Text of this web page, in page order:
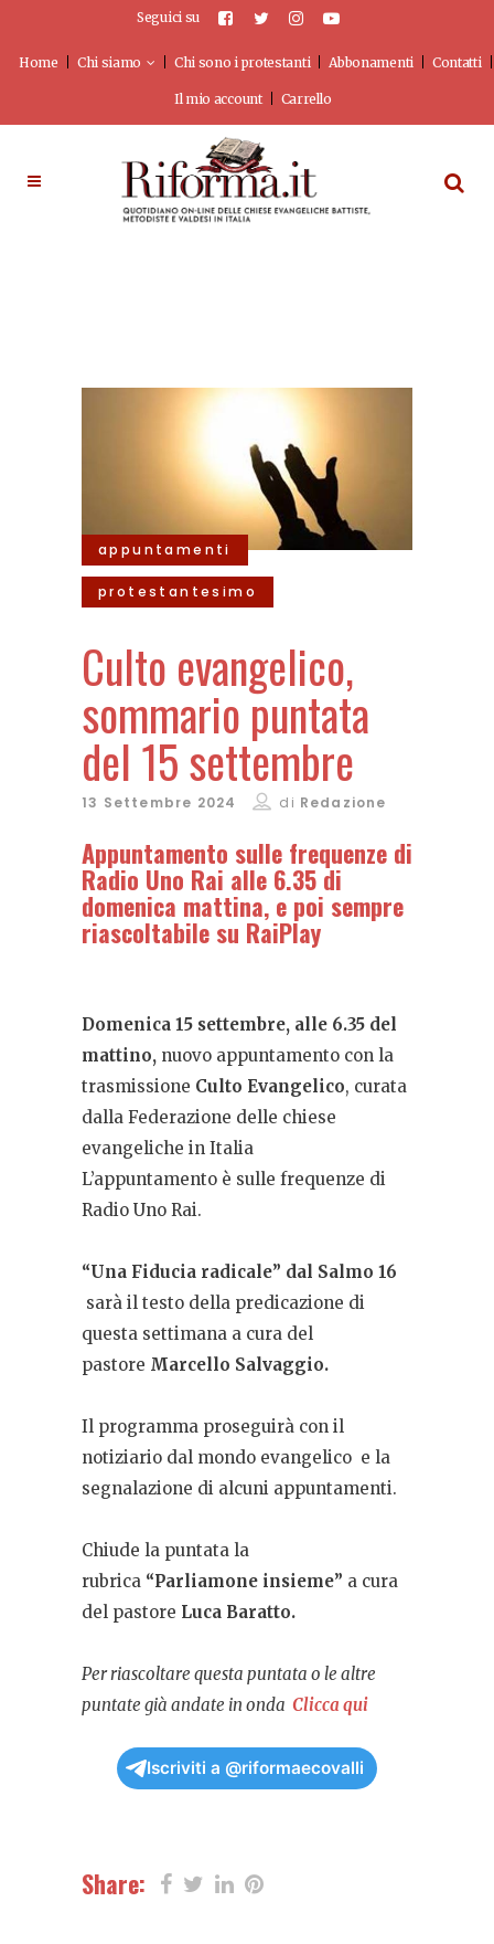
Seguici su
Home Chi siamo Chi sono i protestanti Abbonamenti Contatti
Il mio account Carrello
appuntamenti
protestantesimo
Culto evangelico,
sommario puntata
del 15 settembre
13 Settembre 2024 di Redazione
Appuntamento sulle frequenze di
Radio Uno Rai alle 6.35 di
domenica mattina, e poi sempre
riascoltabile su RaiPlay
Domenica 15 settembre, alle 6.35 del
mattino, nuovo appuntamento con la
trasmissione Culto Evangelico, curata
dalla Federazione delle chiese
evangeliche in Italia
L’appuntamento è sulle frequenze di
Radio Uno Rai.
“Una Fiducia radicale” dal Salmo 16
sarà il testo della predicazione di
questa settimana a cura del
pastore Marcello Salvaggio.
Il programma proseguirà con il
notiziario dal mondo evangelico e la
segnalazione di alcuni appuntamenti.
Chiude la puntata la
rubrica “Parliamone insieme” a cura
del pastore Luca Baratto.
Per riascoltare questa puntata o le altre
puntate già andate in onda Clicca qui
Iscriviti a @riformaecovalli
Share: